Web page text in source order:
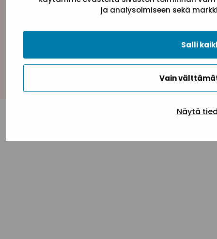
ja analysoimiseen sekä
Vain
Salli
Näytä
Takaisin ylös